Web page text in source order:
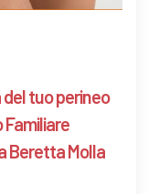
tuo perineo
Beretta Molla